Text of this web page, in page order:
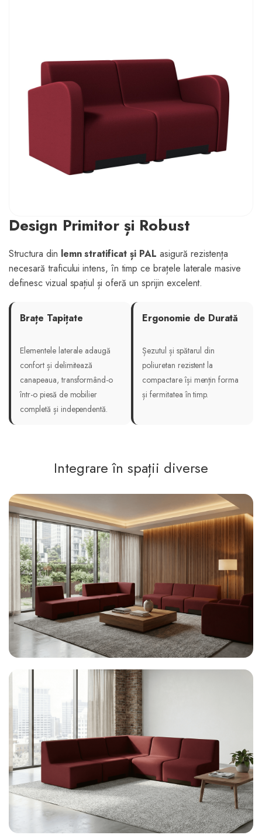
Design Primitor și Robust
Structura din lemn stratificat și PAL asigură rezistența
necesară traficului intens, în timp ce brațele laterale masive
definesc vizual spațiul și oferă un sprijin excelent.
Brațe Tapițate
Elementele laterale adaugă
confort și delimitează
canapeaua, transformând-o
într-o piesă de mobilier
completă și independentă.
Ergonomie de Durată
Șezutul și spătarul din
poliuretan rezistent la
compactare își mențin forma
și fermitatea în timp.
Integrare în spații diverse